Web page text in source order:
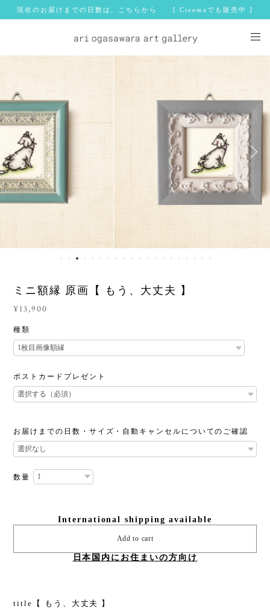
現在のお届けまでの日数は、こちらから [ Creemaでも販売中 ]
ミニ額縁 原画【 もう、大丈夫 】
¥13,900
種類
ポストカードプレゼント
お届けまでの日数・サイズ・自動キャンセルについてのご確認
数量
International shipping available
Add to cart
日本国内にお住まいの方向け
title【 もう、大丈夫 】